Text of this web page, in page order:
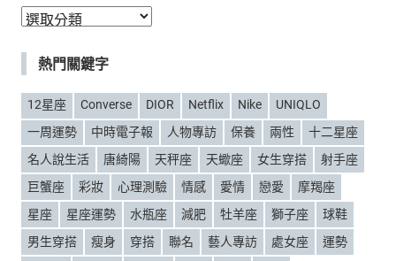
分
熱門關鍵字
12星座 Converse DIOR Netflix Nike
UNIQLO
一周運勢
中時電子報 人物專訪 保養 兩性
十二星座
名人說生活
唐綺陽 天秤座 天蠍座 女生穿搭
射手座
巨蟹座
彩妝 心理測驗 情感 愛情 戀愛
摩羯座
星座
星座運勢 水瓶座 減肥 牡羊座 獅子座
球鞋
男生穿搭
瘦身 穿搭 聯名 藝人專訪 處女座
運勢